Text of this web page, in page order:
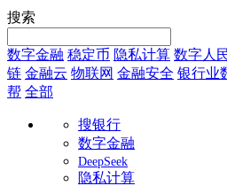
搜索
数字金融 稳定币 隐私计算 数字人
链 金融云 物联网 金融安全 银行业
帮 全部
搜银行
数字金融
DeepSeek
隐私计算